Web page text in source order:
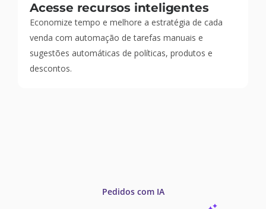
Acesse recursos inteligentes
Economize tempo e melhore a estratégia de cada
venda com automação de tarefas manuais e
sugestões automáticas de políticas, produtos e
descontos.
Pedidos com IA